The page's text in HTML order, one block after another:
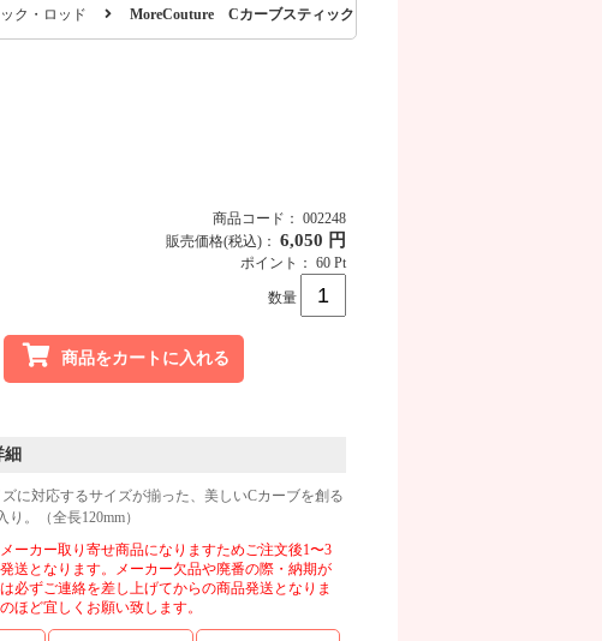
ク・ロッド MoreCouture Cカーブスティック 7本入
商品コード： 002248
販売価格(税込)： 6,050 円
ポイント： 60 Pt
数量
商品をカートに入れる
細
に対応するサイズが揃った、美しいCカーブを創る
り。（全長120mm）
ーカー取り寄せ商品になりますためご注文後1〜3
送となります。メーカー欠品や廃番の際・納期が
必ずご連絡を差し上げてからの商品発送となりま
ほど宜しくお願い致します。